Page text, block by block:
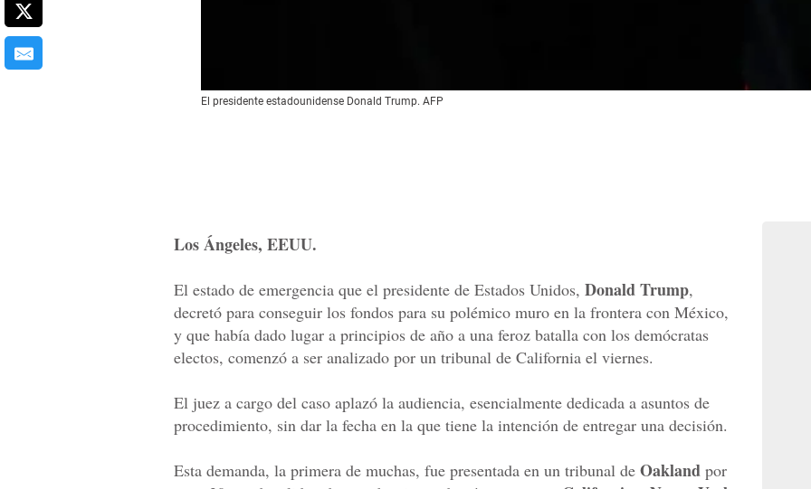
El presidente estadounidense Donald Trump. AFP
Los Ángeles, EEUU.
El estado de emergencia que el presidente de Estados Unidos, Donald Trump,
decretó para conseguir los fondos para su polémico muro en la frontera con México,
y que había dado lugar a principios de año a una feroz batalla con los demócratas
electos, comenzó a ser analizado por un tribunal de California el viernes.
El juez a cargo del caso aplazó la audiencia, esencialmente dedicada a asuntos de
procedimiento, sin dar la fecha en la que tiene la intención de entregar una decisión.
Esta demanda, la primera de muchas, fue presentada en un tribunal de Oakland por